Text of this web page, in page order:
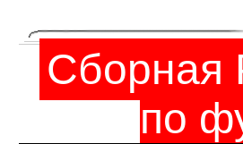
Сборная
по